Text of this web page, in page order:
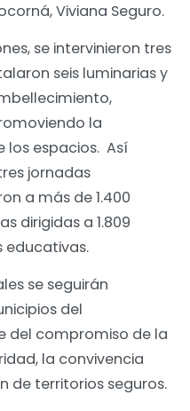
Viviana Seguro.
se intervinieron tres
seis luminarias y
la
espacios. Así
jornadas
a más de 1.400
dirigidas a 1.809
educativas.
se seguirán
del
del compromiso de la
la convivencia
de territorios seguros.